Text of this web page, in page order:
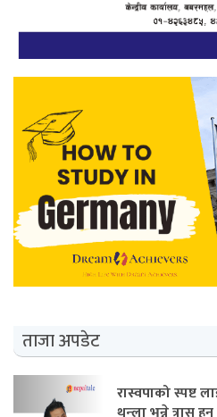
ताजा अपडेट
रास्वपाको स्पष्ट